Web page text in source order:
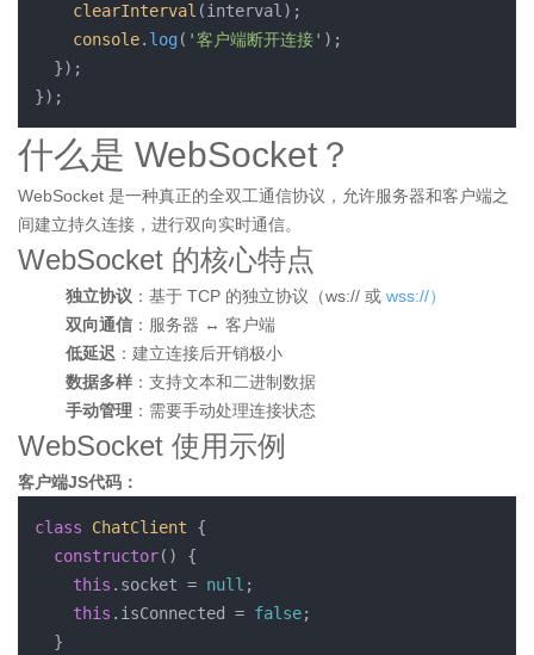
clearInterval (interval);
console. log ( '客户端断开连接' );
什么是 WebSocket？
WebSocket 是一种真正的全双工通信协议，允许服务器和客户端之
间建立持久连接，进行双向实时通信。
WebSocket 的核心特点
独立协议 ：基于 TCP 的独立协议（ws:// 或 wss://）
双向通信 ：服务器 ↔ 客户端
低延迟 ：建立连接后开销极小
数据多样 ：支持文本和二进制数据
手动管理 ：需要手动处理连接状态
WebSocket 使用示例
客户端JS代码：
class ChatClient
{
constructor( ) {
this . socket = null ;
this . isConnected = false;